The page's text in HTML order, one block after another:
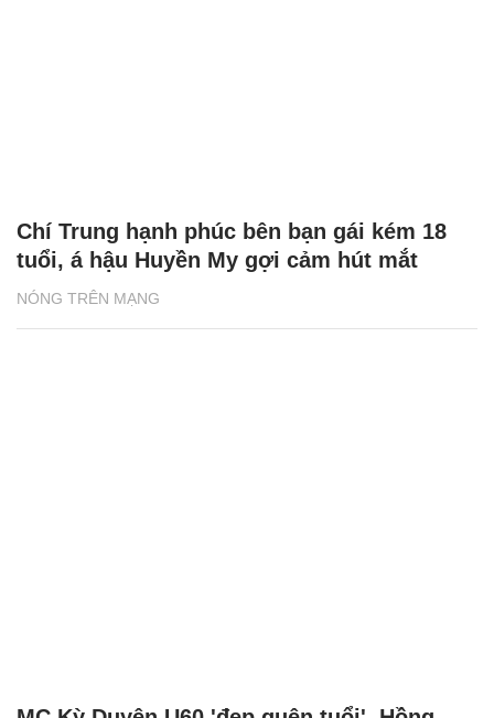
NÓNG TRÊN MẠNG
Chí Trung hạnh phúc bên bạn gái kém 18
tuổi, á hậu Huyền My gợi cảm hút mắt